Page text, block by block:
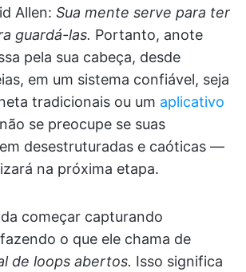
Allen: Sua mente serve para ter
guardá-las. Portanto, anote
pela sua cabeça, desde
em um sistema confiável, seja
tradicionais ou um aplicativo
se preocupe se suas
desestruturadas e caóticas —
na próxima etapa.
começar capturando
o que ele chama de
de loops abertos. Isso significa